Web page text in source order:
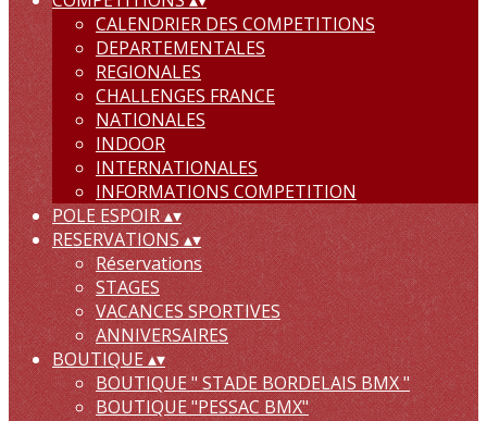
CALENDRIER DES COMPETITIONS
DEPARTEMENTALES
REGIONALES
CHALLENGES FRANCE
NATIONALES
INDOOR
INTERNATIONALES
INFORMATIONS COMPETITION
POLE ESPOIR▴▾
RESERVATIONS▴▾
Réservations
STAGES
VACANCES SPORTIVES
ANNIVERSAIRES
BOUTIQUE▴▾
BOUTIQUE " STADE BORDELAIS BMX "
BOUTIQUE "PESSAC BMX"